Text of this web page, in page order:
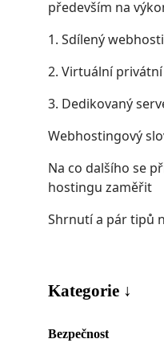
především na
1. Sdílený
2. Virtuální privátní
3. Dedikovaný
Webhostingový
Na co dalšího se
hostingu zaměřit
Shrnutí a pár tipů
Kategorie ↓
Bezpečnost